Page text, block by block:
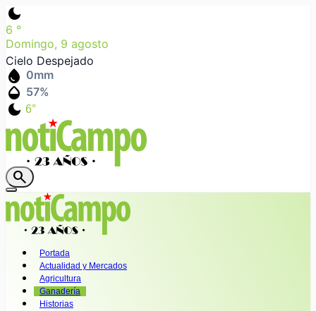
dark_mode
6 °
Domingo, 9 agosto
Cielo Despejado
water_drop 0mm
humidity_mid 57%
dark_mode 6°
search
Portada
Actualidad y Mercados
Agricultura
Ganadería
Historias